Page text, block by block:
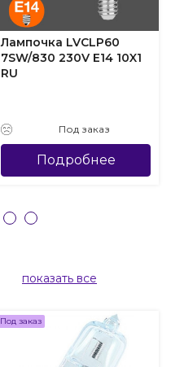
Лампочка LVCLP60
7SW/830 230V E14 10X1
RU
Под заказ
Подробнее
показать все
Под заказ